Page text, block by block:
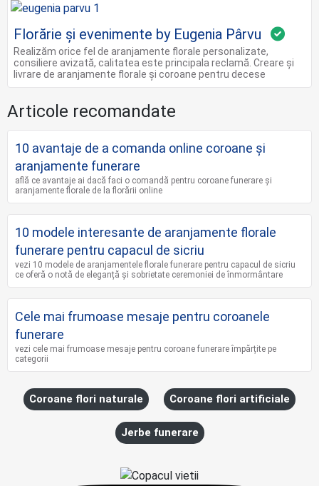
Florărie și evenimente by Eugenia Pârvu
Realizăm orice fel de aranjamente florale personalizate,
consiliere avizată, calitatea este principala reclamă. Creare și
livrare de aranjamente florale şi coroane pentru decese
Articole recomandate
10 avantaje de a comanda online coroane şi
aranjamente funerare
află ce avantaje ai dacă faci o comandă pentru coroane funerare și
aranjamente florale de la florării online
10 modele interesante de aranjamente florale
funerare pentru capacul de sicriu
vezi 10 modele de aranjamentele florale funerare pentru capacul de sicriu
ce oferă o notă de eleganță și sobrietate ceremoniei de înmormântare
Cele mai frumoase mesaje pentru coroanele
funerare
vezi cele mai frumoase mesaje pentru coroane funerare împărțite pe
categorii
Coroane flori naturale Coroane flori artificiale
Jerbe funerare